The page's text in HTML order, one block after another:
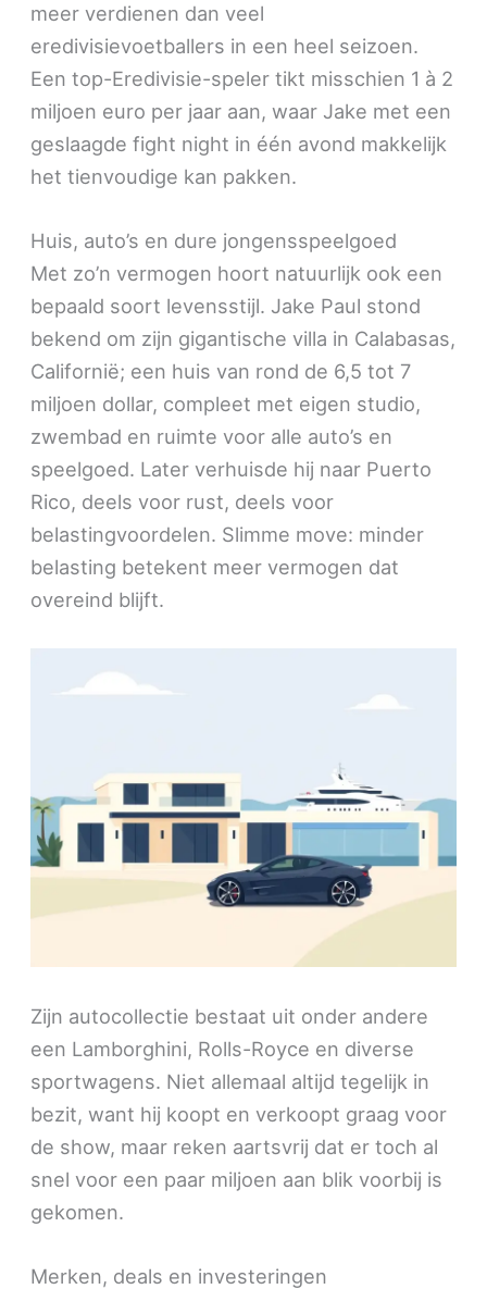
meer verdienen dan veel
eredivisievoetballers in een heel seizoen.
Een top-Eredivisie-speler tikt misschien 1 à 2
miljoen euro per jaar aan, waar Jake met een
geslaagde fight night in één avond makkelijk
het tienvoudige kan pakken.
Huis, auto’s en dure jongensspeelgoed
Met zo’n vermogen hoort natuurlijk ook een
bepaald soort levensstijl. Jake Paul stond
bekend om zijn gigantische villa in Calabasas,
Californië; een huis van rond de 6,5 tot 7
miljoen dollar, compleet met eigen studio,
zwembad en ruimte voor alle auto’s en
speelgoed. Later verhuisde hij naar Puerto
Rico, deels voor rust, deels voor
belastingvoordelen. Slimme move: minder
belasting betekent meer vermogen dat
overeind blijft.
Zijn autocollectie bestaat uit onder andere
een Lamborghini, Rolls-Royce en diverse
sportwagens. Niet allemaal altijd tegelijk in
bezit, want hij koopt en verkoopt graag voor
de show, maar reken aartsvrij dat er toch al
snel voor een paar miljoen aan blik voorbij is
gekomen.
Merken, deals en investeringen